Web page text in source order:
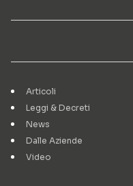
Articoli
Leggi & Decreti
News
Dalle Aziende
Video